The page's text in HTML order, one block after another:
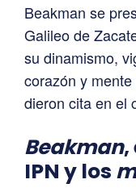
Beakman se
Galileo de
su dinamismo,
corazón y
dieron cita en el
Beakman,
IPN y los